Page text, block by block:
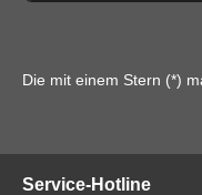
Die mit einem Stern (*)
Service-Hotline